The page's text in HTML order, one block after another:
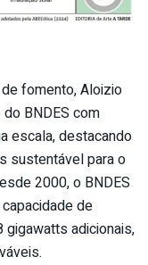
fomento, Aloizio
BNDES com
escala, destacando
sustentável para o
2000, o BNDES
de
gigawatts adicionais,